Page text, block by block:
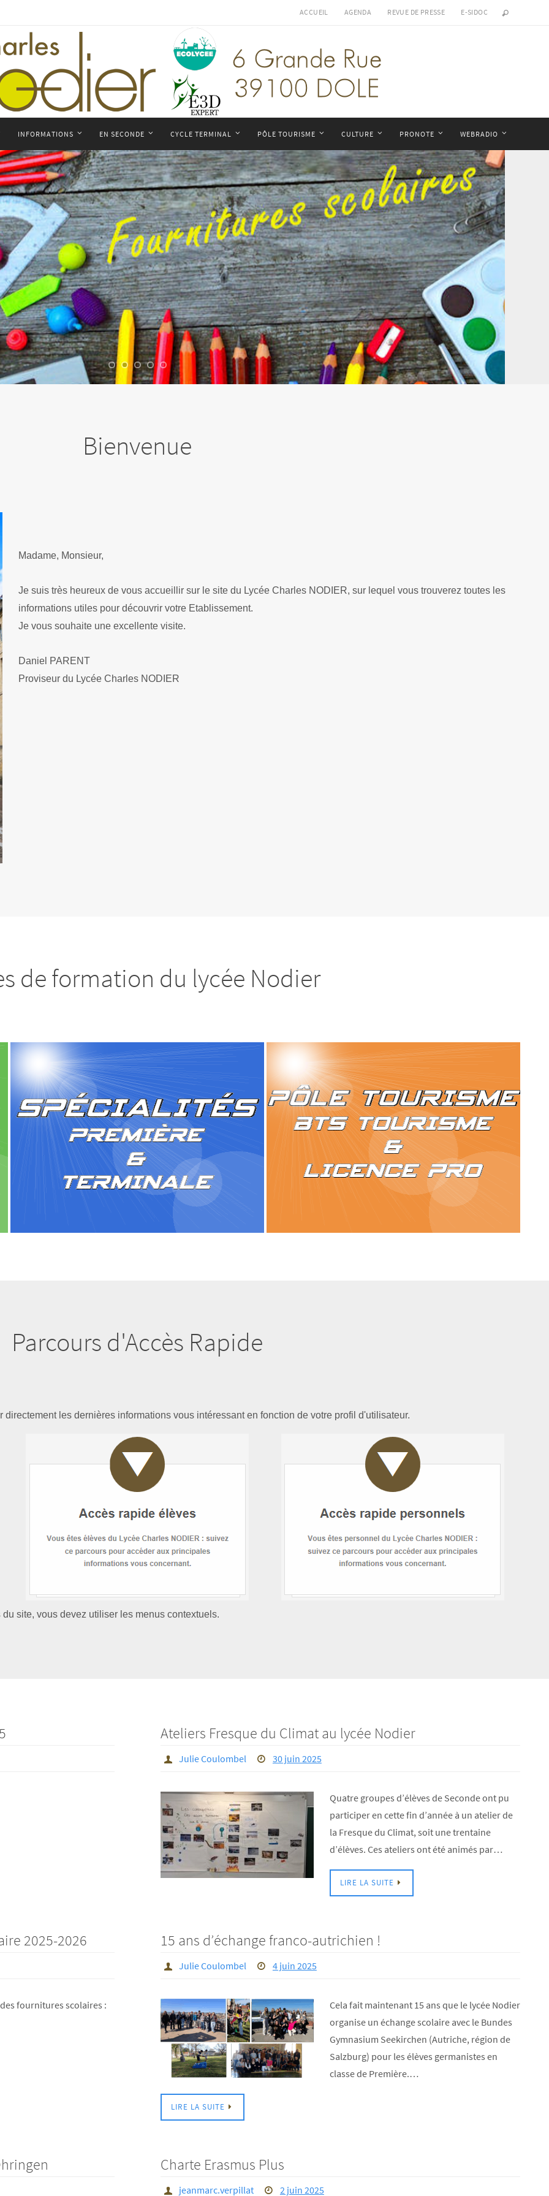
ACCUEIL AGENDA REVUE DE PRESSE E-SIDOC
INFORMATIONS EN SECONDE CYCLE TERMINAL PÔLE TOURISME CULTURE PRONOTE WEBRADIO
Bienvenue
Madame, Monsieur,
Je suis très heureux de vous accueillir sur le site du Lycée Charles NODIER, sur lequel vous trouverez toutes les
informations utiles pour découvrir votre Etablissement.
Je vous souhaite une excellente visite.
Daniel PARENT
Proviseur du Lycée Charles NODIER
de formation du lycée Nodier
Parcours d'Accès Rapide
les dernières informations vous intéressant en fonction de votre profil d'utilisateur.
site, vous devez utiliser les menus contextuels.
Ateliers Fresque du Climat au lycée Nodier
Julie Coulombel 30 juin 2025
Quatre groupes d’élèves de Seconde ont pu
participer en cette fin d’année à un atelier de
la Fresque du Climat, soit une trentaine
d’élèves. Ces ateliers ont été animés par…
LIRE LA SUITE
2025-2026
fournitures scolaires :
15 ans d’échange franco-autrichien !
Julie Coulombel 4 juin 2025
Cela fait maintenant 15 ans que le lycée Nodier
organise un échange scolaire avec le Bundes
Gymnasium Seekirchen (Autriche, région de
Salzburg) pour les élèves germanistes en
classe de Première.…
LIRE LA SUITE
Charte Erasmus Plus
jeanmarc.verpillat 2 juin 2025